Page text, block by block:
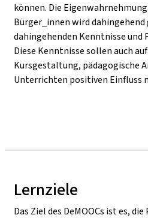
können. Die
Bürger_innen wird
dahingehenden Kenntnisse
Diese Kenntnisse sollen auch
Kursgestaltung, pädagogische
Unterrichten positiven Einfluss
Lernziele
Das Ziel des DeMOOCs ist es,